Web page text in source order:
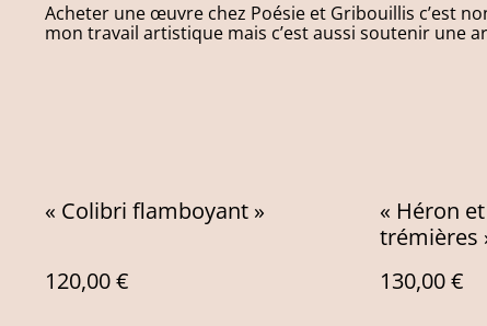
Acheter une œuvre chez Poésie et Gribouillis c’est
mon travail artistique mais c’est aussi soutenir une
« Colibri flamboyant »
120,00 €
« Héron
trémières
130,00 €